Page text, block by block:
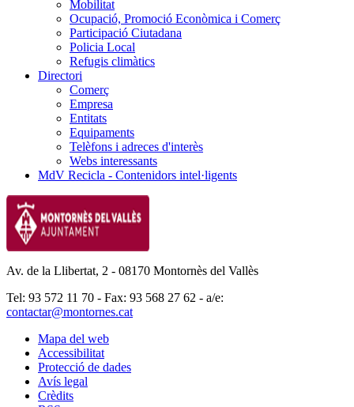
Mobilitat
Ocupació, Promoció Econòmica i Comerç
Participació Ciutadana
Policia Local
Refugis climàtics
Directori
Comerç
Empresa
Entitats
Equipaments
Telèfons i adreces d'interès
Webs interessants
MdV Recicla - Contenidors intel·ligents
Av. de la Llibertat, 2 - 08170 Montornès del Vallès
Tel: 93 572 11 70 - Fax: 93 568 27 62 - a/e:
contactar@montornes.cat
Mapa del web
Accessibilitat
Protecció de dades
Avís legal
Crèdits